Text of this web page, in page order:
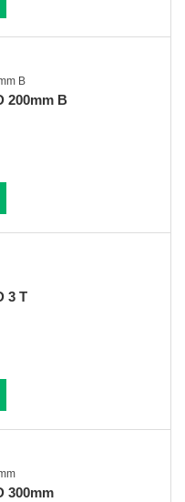
200mm B
3 T
300mm